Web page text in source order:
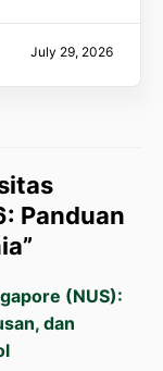
July 29, 2026
Panduan
(NUS):
dan